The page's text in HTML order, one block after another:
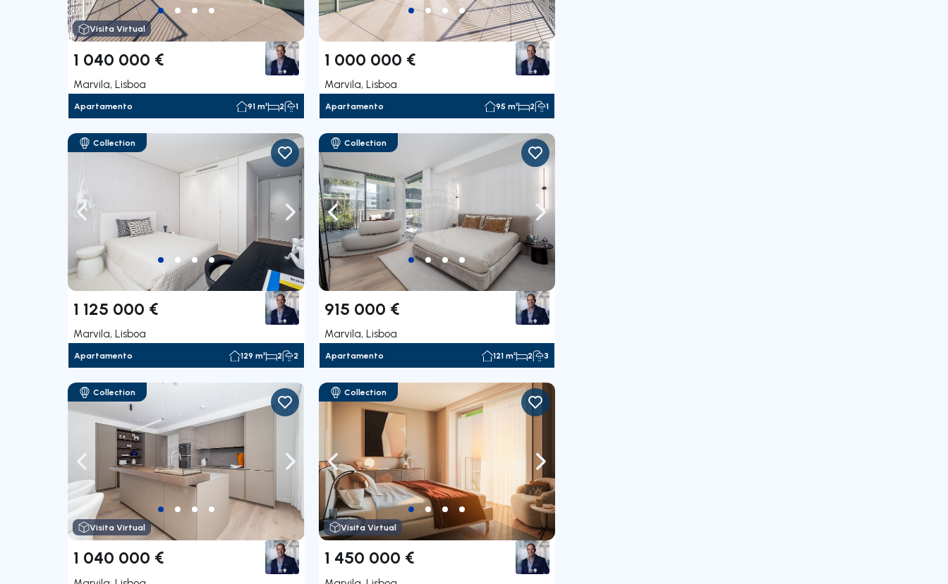
Visita Virtual
1 040 000 €
Marvila, Lisboa
Apartamento 91 m² 2 1
1 000 000 €
Marvila, Lisboa
Apartamento 95 m² 2 1
Navegação para a esquerda Navegação para a direita
Collection
1 125 000 €
Marvila, Lisboa
Apartamento 129 m² 2 2
Navegação para a esquerda Navegação para a direita
Collection
915 000 €
Marvila, Lisboa
Apartamento 121 m² 2 3
Navegação para a esquerda Navegação para a direita
Collection
Visita Virtual
1 040 000 €
Navegação para a esquerda Navegação para a direita
Collection
Visita Virtual
1 450 000 €